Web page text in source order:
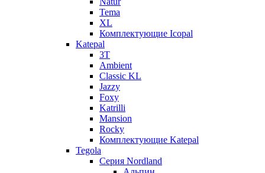
Tema
XL
Комплектующие Icopal
Katepal
3T
Ambient
Classic KL
Jazzy
Foxy
Katrilli
Mansion
Rocky
Комплектующие Katepal
Tegola
Серия Nordland